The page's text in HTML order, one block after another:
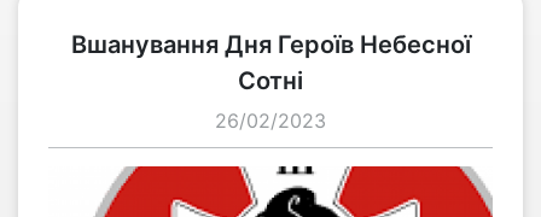
Вшанування Дня Героїв Небесної
Сотні
26/02/2023